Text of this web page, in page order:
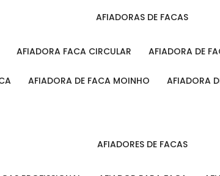
AFIADORAS DE FACAS
AFIADORA FACA CIRCULAR AFIADORA DE
AFIADORA DE FACA MOINHO AFIADORA
AFIADORES DE FACAS